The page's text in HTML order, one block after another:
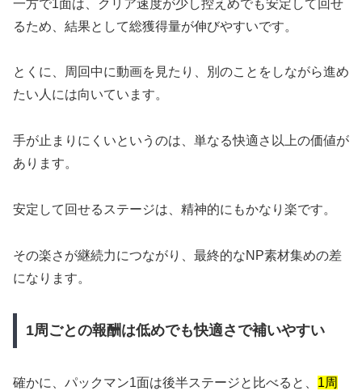
一方で1面は、クリア速度が少し控えめでも安定して回せ
るため、結果として総獲得量が伸びやすいです。
とくに、周回中に動画を見たり、別のことをしながら進め
たい人には向いています。
手が止まりにくいというのは、単なる快適さ以上の価値が
あります。
安定して回せるステージは、精神的にもかなり楽です。
その楽さが継続力につながり、最終的なNP素材集めの差
になります。
1周ごとの報酬は低めでも快適さで補いやすい
確かに、パックマン1面は後半ステージと比べると、 1周